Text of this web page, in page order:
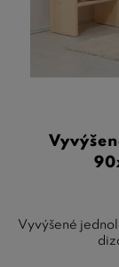
Vyvýšené